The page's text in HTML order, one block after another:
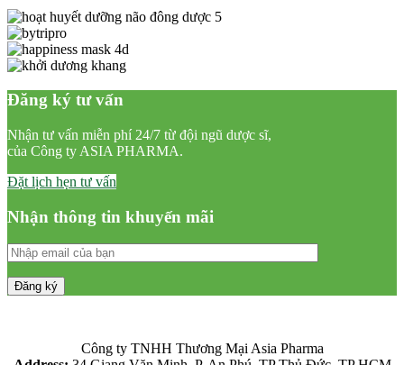
Đăng ký tư vấn
Nhận tư vấn miễn phí 24/7 từ đội ngũ dược sĩ,
của Công ty ASIA PHARMA.
Đặt lịch hẹn tư vấn
Nhận thông tin khuyến mãi
Công ty TNHH Thương Mại Asia Pharma